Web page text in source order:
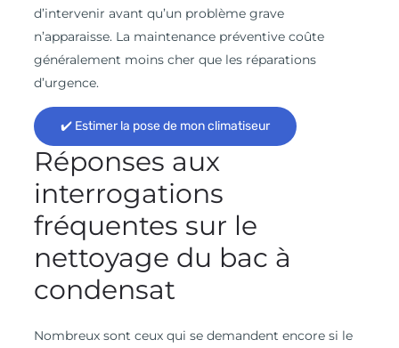
d’intervenir avant qu’un problème grave
n’apparaisse. La maintenance préventive coûte
généralement moins cher que les réparations
d’urgence.
✔️ Estimer la pose de mon climatiseur
Réponses aux
interrogations
fréquentes sur le
nettoyage du bac à
condensat
Nombreux sont ceux qui se demandent encore si le